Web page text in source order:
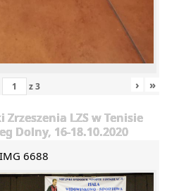
z3 › »
LZS w Tenisie
Dolny, 16-18.10.2020
IMG 6688